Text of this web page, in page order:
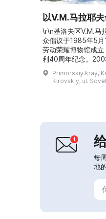
以V.M.马拉耶
\r\n基洛夫区V.M.马
众倡议于1985年5
劳动荣耀博物馆成
利40周年纪念。
斯拉夫·米哈伊洛维奇
（Vladislav
——区委第一书记、
厅陈列了各种展品，
Primorskiy kray,
Kirovskiy, ul.
每
地